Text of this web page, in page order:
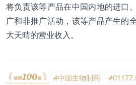
将负责该等产品在中国内地的进口
广和非推广活动，该等产品产生的
大天晴的营业收入。
#中国生物制药